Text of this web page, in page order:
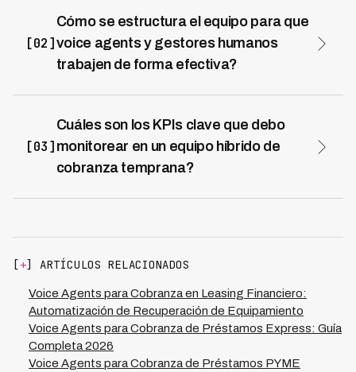
[02]
Cómo se estructura el equipo para que
voice agents y gestores humanos
trabajen de forma efectiva?
recordatorios automáticos y casos de bajo riesgo con
especializan en seguimiento de casos complejos,
negociaciones y clientes en situación de vulnerabilidad.
Esta división de trabajo logra una tasa de recuperación
del 73% al mantener la calidad en gestiones críticas
[03]
Cuáles son los KPIs clave que debo
monitorear en un equipo híbrido de
cobranza temprana?
humano), tiempo promedio de resolución y costo por
peso recuperado. Kleva proporciona dashboards que
recuperación con segmentación clara entre gestiones
automatizadas y humanas. También es importante
monitorear el porcentaje de escalamientos correctos
del voice agent al equipo humano, ya que esto refleja si
la inteligencia artificial está tomando decisiones
[ +] ARTÍCULOS RELACIONADOS
Voice Agents para Cobranza en Leasing Financiero:
Automatización de Recuperación de Equipamiento
Voice Agents para Cobranza de Préstamos Express: Guía
Completa 2026
Voice Agents para Cobranza de Préstamos PYME